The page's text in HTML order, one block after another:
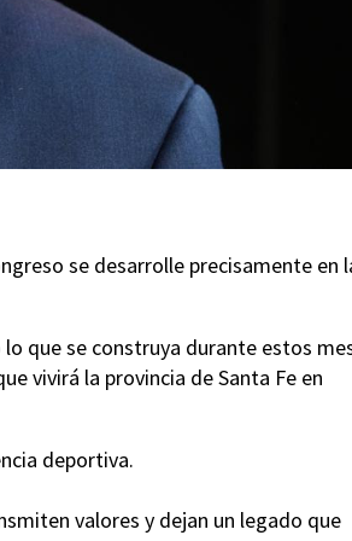
se desarrolle precisamente en
que se construya durante estos
vivirá la provincia de Santa Fe en
deportiva.
valores y dejan un legado que